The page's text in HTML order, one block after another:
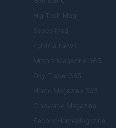
Hig Tech Mag
Scoop Mag
Lgbtqia News
Motors Magazine 365
Day Travel 365
Home Magazine 365
Cineverse Magazine
SecondHomeMagazine